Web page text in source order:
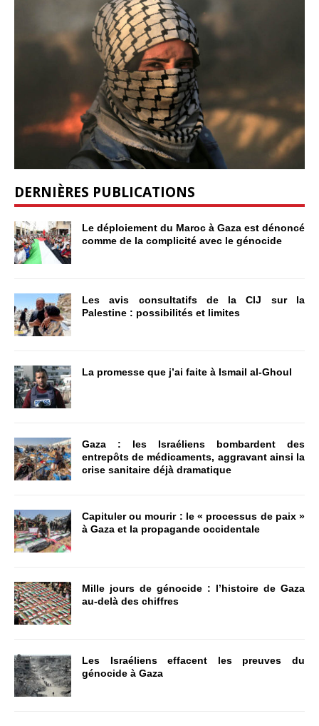
DERNIÈRES PUBLICATIONS
Le déploiement du Maroc à Gaza est dénoncé
comme de la complicité avec le génocide
Les avis consultatifs de la CIJ sur la
Palestine : possibilités et limites
La promesse que j’ai faite à Ismail al-Ghoul
Gaza : les Israéliens bombardent des
entrepôts de médicaments, aggravant ainsi la
crise sanitaire déjà dramatique
Capituler ou mourir : le « processus de paix »
à Gaza et la propagande occidentale
Mille jours de génocide : l’histoire de Gaza
au-delà des chiffres
Les Israéliens effacent les preuves du
génocide à Gaza